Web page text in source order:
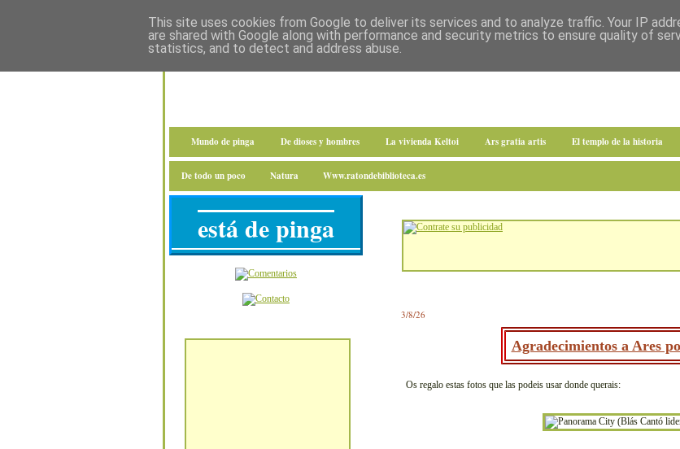
Mundo de pinga De dioses y hombres La vivienda Keltoi Ars gratia artis El templo de la historia
De todo un poco Natura Www.ratondebiblioteca.es
3/8/26
Agradecimientos a Ares
Os regalo estas fotos que las podeis usar donde querais:
está de pinga
This site uses cookies from Google to deliver its services and to analyze traffic. Your IP
are shared with Google along with performance and security metrics to ensure quality of
statistics, and to detect and address abuse.